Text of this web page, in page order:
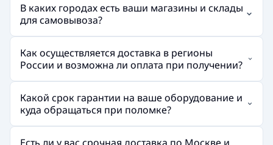
В каких городах есть ваши магазины и склады
для самовывоза?
Как осуществляется доставка в регионы
России и возможна ли оплата при получении?
Какой срок гарантии на ваше оборудование и
куда обращаться при поломке?